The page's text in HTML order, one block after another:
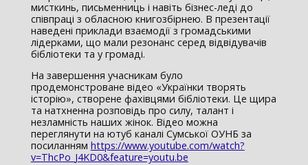
мисткинь, письменниць і навіть бізнес-леді до
співпраці з обласною книгозбірнею. В презентації
наведені приклади взаємодії з громадськими
лідерками, що мали резонанс серед відвідувачів
бібліотеки та у громаді.
На завершення учасникам було
продемонстроване відео «Українки творять
історію», створене фахівцями бібліотеки. Це щира
та натхненна розповідь про силу, талант і
незламність наших жінок. Відео можна
переглянути на ютуб каналі Сумської ОУНБ за
посиланням https://www.youtube.com/watch?
v=ThcPo_J4KD0&feature=youtu.be